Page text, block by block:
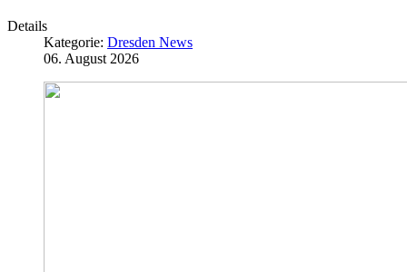
Details
Kategorie: Dresden News
06. August 2026